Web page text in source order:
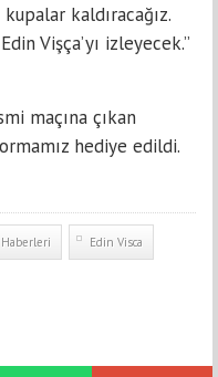
kaldıracağız.
Vişça’yı izleyecek.”
maçına çıkan
hediye edildi.
Edin Visca